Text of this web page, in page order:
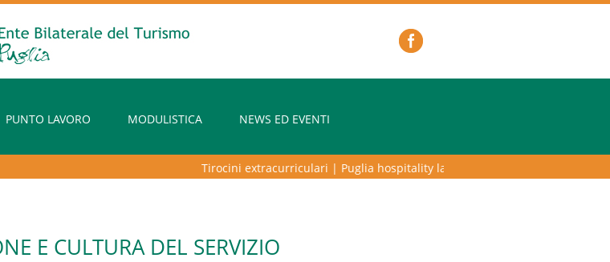
PUNTO LAVORO MODULISTICA
NEWS ED EVENTI
Tirocini extracurriculari|Puglia hospitality lab – programma di alta
E CULTURA DEL SERVIZIO